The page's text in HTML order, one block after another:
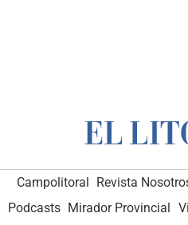
Campolitoral Revista
Podcasts Mirador Provincial